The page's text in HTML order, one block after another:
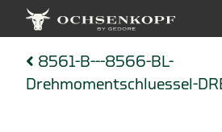
8561-B---8566-BL-
Drehmomentschluessel-